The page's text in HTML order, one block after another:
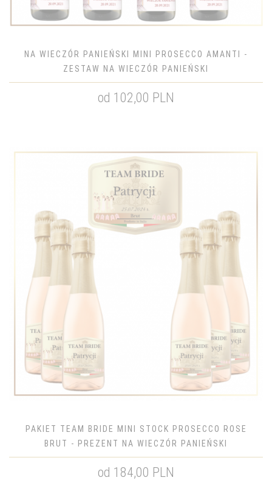
NA WIECZÓR PANIEŃSKI MINI PROSECCO AMANTI -
ZESTAW NA WIECZÓR PANIEŃSKI
od 102,00 PLN
PAKIET TEAM BRIDE MINI STOCK PROSECCO ROSE
BRUT - PREZENT NA WIECZÓR PANIEŃSKI
od 184,00 PLN